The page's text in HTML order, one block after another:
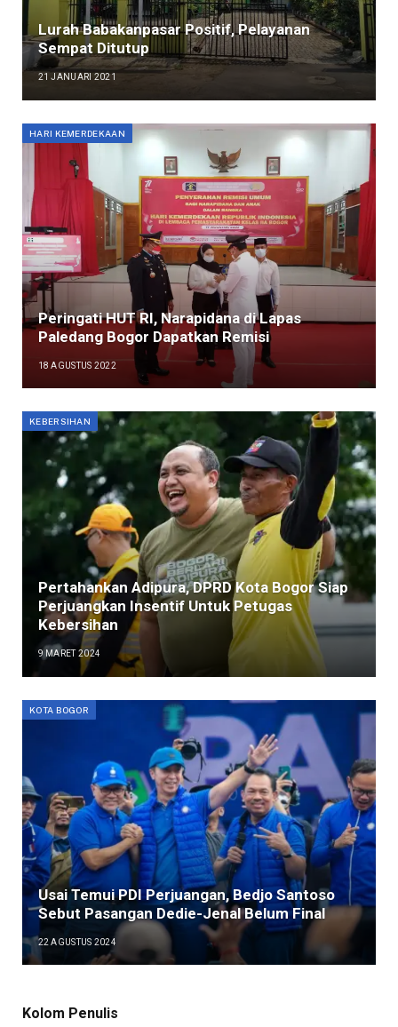
Lurah Babakanpasar Positif, Pelayanan
Sempat Ditutup
21 JANUARI 2021
HARI KEMERDEKAAN
Peringati HUT RI, Narapidana di Lapas
Paledang Bogor Dapatkan Remisi
18 AGUSTUS 2022
KEBERSIHAN
Pertahankan Adipura, DPRD Kota Bogor Siap
Perjuangkan Insentif Untuk Petugas
Kebersihan
9 MARET 2024
KOTA BOGOR
Usai Temui PDI Perjuangan, Bedjo Santoso
Sebut Pasangan Dedie-Jenal Belum Final
22 AGUSTUS 2024
Kolom Penulis